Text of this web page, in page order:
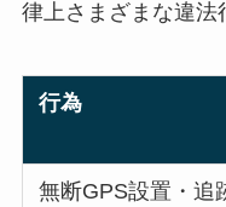
律上さまざまな違法
行為
無断GPS設置・追